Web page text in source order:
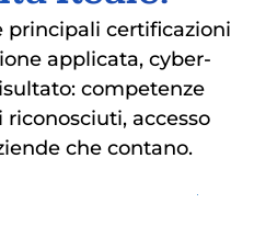
principali certificazioni
applicata, cyber-
competenze
accesso
che contano.